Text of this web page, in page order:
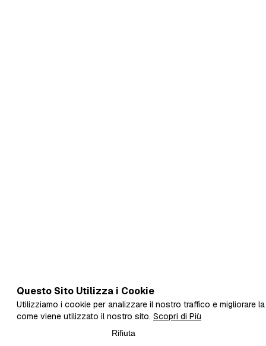
Questo Sito Utilizza i Cookie
Utilizziamo i cookie per analizzare il nostro traffico e migliorare
come viene utilizzato il nostro sito. Scopri di Più
Rifiuta